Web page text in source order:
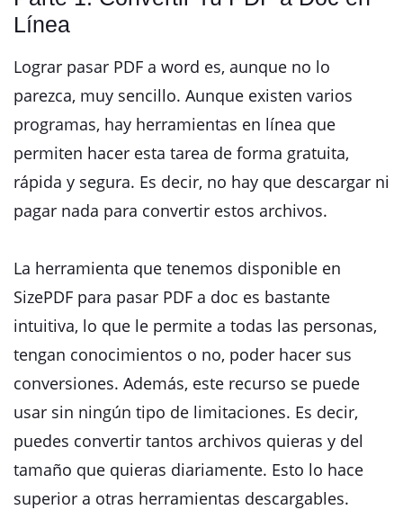
Línea
Lograr pasar PDF a word es, aunque no lo
parezca, muy sencillo. Aunque existen varios
programas, hay herramientas en línea que
permiten hacer esta tarea de forma gratuita,
rápida y segura. Es decir, no hay que descargar ni
pagar nada para convertir estos archivos.
La herramienta que tenemos disponible en
SizePDF para pasar PDF a doc es bastante
intuitiva, lo que le permite a todas las personas,
tengan conocimientos o no, poder hacer sus
conversiones. Además, este recurso se puede
usar sin ningún tipo de limitaciones. Es decir,
puedes convertir tantos archivos quieras y del
tamaño que quieras diariamente. Esto lo hace
superior a otras herramientas descargables.